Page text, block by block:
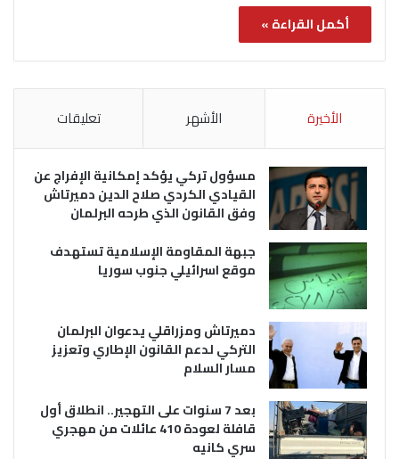
أكمل القراءة »
الأخيرة الأشهر تعليقات
مسؤول تركي يؤكد إمكانية الإفراج عن
القيادي الكردي صلاح الدين دميرتاش
وفق القانون الذي طرحه البرلمان
جبهة المقاومة الإسلامية تستهدف
موقع اسرائيلي جنوب سوريا
دميرتاش ومزراقلي يدعوان البرلمان
التركي لدعم القانون الإطاري وتعزيز
مسار السلام
بعد 7 سنوات على التهجير.. انطلاق أول
قافلة لعودة 410 عائلات من مهجري
سري كانيه